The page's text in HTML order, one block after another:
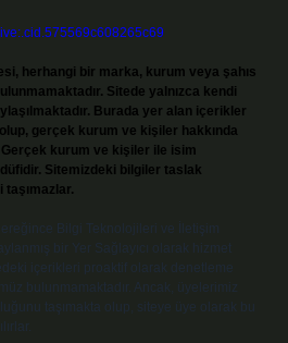
herhangi bir marka, kurum veya şahıs
Sitede yalnızca kendi
Burada yer alan içerikler
gerçek kurum ve kişiler hakkında
Gerçek kurum ve kişiler ile isim
Sitemizdeki bilgiler taslak
Bilgi Teknolojileri ve İletişim
bir Yer Sağlayıcı olarak hizmet
içerikleri proaktif olarak denetleme
bulunmamaktadır. Ancak, üyelerimiz
taşımakta olup, siteye üye olarak bu